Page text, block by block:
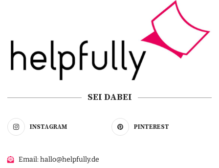
SEI DABEI
INSTAGRAM PINTEREST
Email: hallo@helpfully.de